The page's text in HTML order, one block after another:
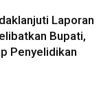
Laporan
Bupati,
Penyelidikan